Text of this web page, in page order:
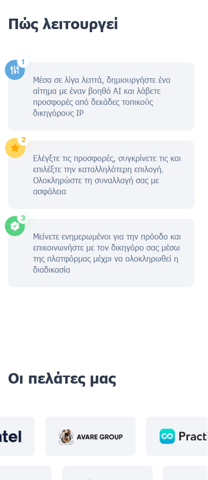
Πώς λειτουργεί
Μέσα σε λίγα λεπτά, δημιουργήστε ένα
αίτημα με έναν βοηθό AI και λάβετε
προσφορές από δεκάδες τοπικούς
δικηγόρους IP
Ελέγξτε τις προσφορές, συγκρίνετε τις και
επιλέξτε την καταλληλότερη επιλογή.
Ολοκληρώστε τη συναλλαγή σας με
ασφάλεια
Μείνετε ενημερωμένοι για την πρόοδο και
επικοινωνήστε με τον δικηγόρο σας μέσω
της πλατφόρμας μέχρι να ολοκληρωθεί η
διαδικασία
Οι πελάτες μας